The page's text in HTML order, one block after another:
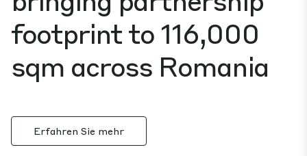
footprint to 116,000
sqm across Romania
Erfahren Sie mehr